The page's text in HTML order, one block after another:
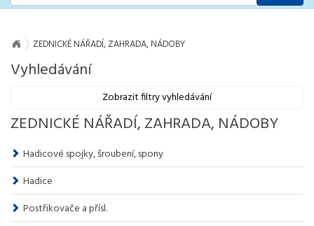
ZEDNICKÉ NÁŘADÍ, ZAHRADA, NÁDOBY
Vyhledávání
Zobrazit filtry vyhledávání
ZEDNICKÉ NÁŘADÍ, ZAHRADA, NÁDOBY
Hadicové spojky, šroubení, spony
Hadice
Postřikovače a přísl.